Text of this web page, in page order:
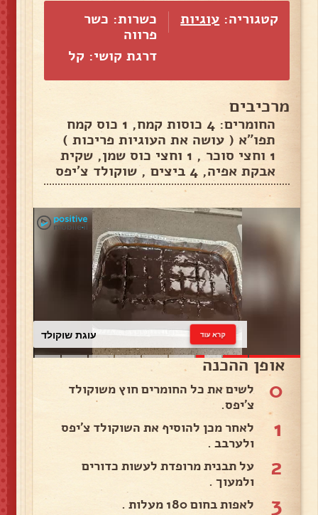
קטגוריה: עוגיות
כשרות: כשר
פרווה
דרגת קושי: קל
מרכיבים
החומרים: 4 כוסות קמח, 1 כוס קמח
תפו"א ( עושה את העוגיות פריכות )
1 וחצי סוכר , 1 וחצי כוס שמן, שקית
אבקת אפיה, 4 ביצים , שוקולד צ'יפס
עוגת שוקולד קרא עוד
אופן ההכנה
0
לשים את כל החומרים חוץ משוקולד
צ'יפס.
1
לאחר מכן להוסיף את השוקולד צ'יפס
ולערבב .
2
על תבנית מרופדת לעשות כדורים
ולמעוך .
3 לאפות בחום 180 מעלות .